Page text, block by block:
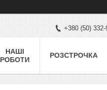
+380 (50) 332-
НАШІ
РОБОТИ
РОЗСТРОЧКА